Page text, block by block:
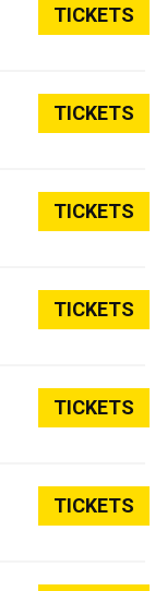
TICKETS
TICKETS
TICKETS
TICKETS
TICKETS
TICKETS